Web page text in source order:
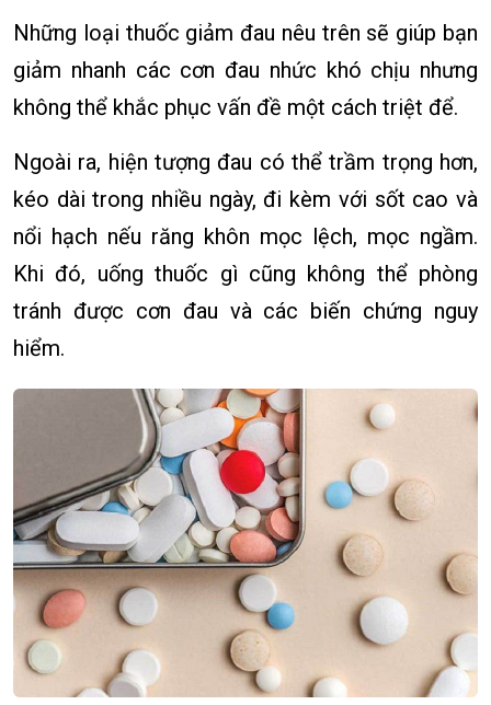
Những loại thuốc giảm đau nêu trên sẽ giúp bạn
giảm nhanh các cơn đau nhức khó chịu nhưng
không thể khắc phục vấn đề một cách triệt để.
Ngoài ra, hiện tượng đau có thể trầm trọng hơn,
kéo dài trong nhiều ngày, đi kèm với sốt cao và
nổi hạch nếu răng khôn mọc lệch, mọc ngầm.
Khi đó, uống thuốc gì cũng không thể phòng
tránh được cơn đau và các biến chứng nguy
hiểm.